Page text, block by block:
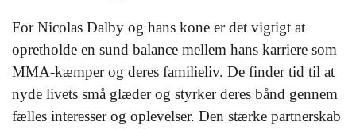
For Nicolas Dalby og hans kone er det vigtigt at
opretholde en sund balance mellem hans karriere som
MMA-kæmper og deres familieliv. De finder tid til at
nyde livets små glæder og styrker deres bånd gennem
fælles interesser og oplevelser. Den stærke partnerskab